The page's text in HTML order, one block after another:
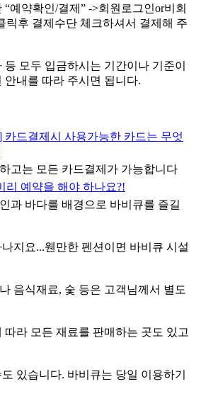
예약확인/결제” ->회원로그인or비회
릭후 결제수단 체크하셔서 결제해 주
모두 입금하시는 기간이나 기준이
안내를 따라 주시면 됩니다.
카드결제시 사용가능한 카드는 무엇
고는 모든 카드결제가 가능합니다
리 예약을 해야 하나요?!
과 바다를 배경으로 바비큐를 즐길
지요...웬만한 펜션이면 바비큐 시설
음식재료, 숯 등은 고객님께서 별도
따라 모든 재료를 판매하는 곳도 있고
있습니다. 바비큐는 당일 이용하기